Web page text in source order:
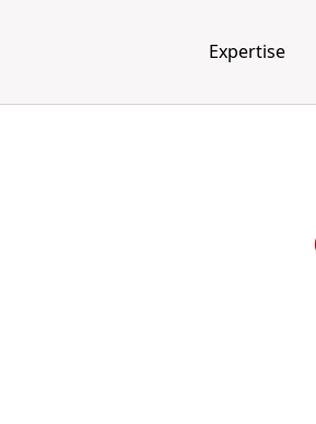
Expertise